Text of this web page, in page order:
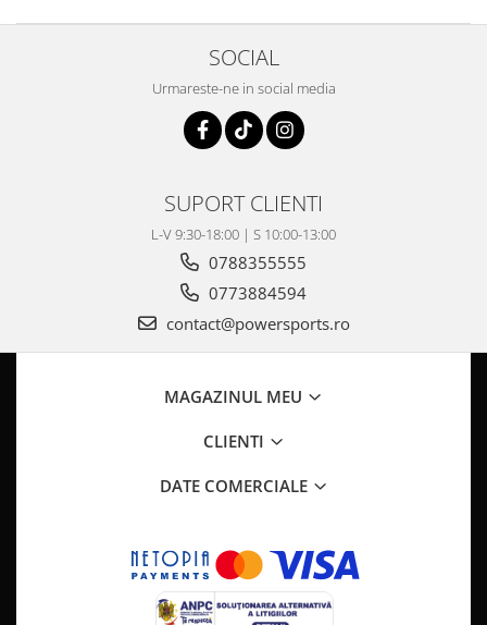
SOCIAL
Urmareste-ne in social media
SUPORT CLIENTI
L-V 9:30-18:00 | S 10:00-13:00
0788355555
0773884594
contact@powersports.ro
MAGAZINUL MEU
CLIENTI
DATE COMERCIALE